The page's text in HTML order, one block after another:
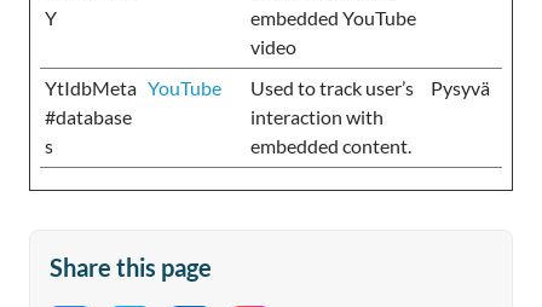
Y
embedded YouTube
video
YtIdbMeta
#database
s
YouTube
Used to track user’s
interaction with
embedded content.
Pysyvä
Share this page